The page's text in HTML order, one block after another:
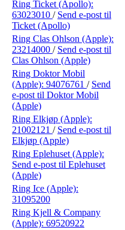
Ring Ticket (Apollo):
63023010 / Send e-post til
Ticket (Apollo)
Ring Clas Ohlson (Apple):
23214000 / Send e-post til
Clas Ohlson (Apple)
Ring Doktor Mobil
(Apple): 94076761 / Send
e-post til Doktor Mobil
(Apple)
Ring Elkjøp (Apple):
21002121 / Send e-post til
Elkjøp (Apple)
Ring Eplehuset (Apple):
Send e-post til Eplehuset
(Apple)
Ring Ice (Apple):
31095200
Ring Kjell & Company
(Apple): 69520922